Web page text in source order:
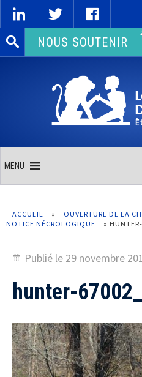
Rechercher :NOUS SOUTENIR
MENU
ACCUEIL »
OUVERTURE DE LA
NOTICE NÉCROLOGIQUE
»
Publié le 29 novembre
hunter-